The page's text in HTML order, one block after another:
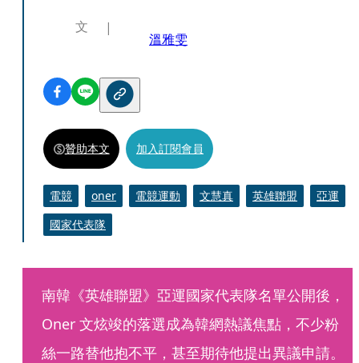
文
溫雅雯
贊助本文 加入訂閱會員
電競 oner 電競運動 文慧真 英雄聯盟
亞運
國家代表隊
南韓《英雄聯盟》亞運國家代表隊名單公開後，
Oner 文炫竣的落選成為韓網熱議焦點，不少粉
絲一路替他抱不平，甚至期待他提出異議申請。